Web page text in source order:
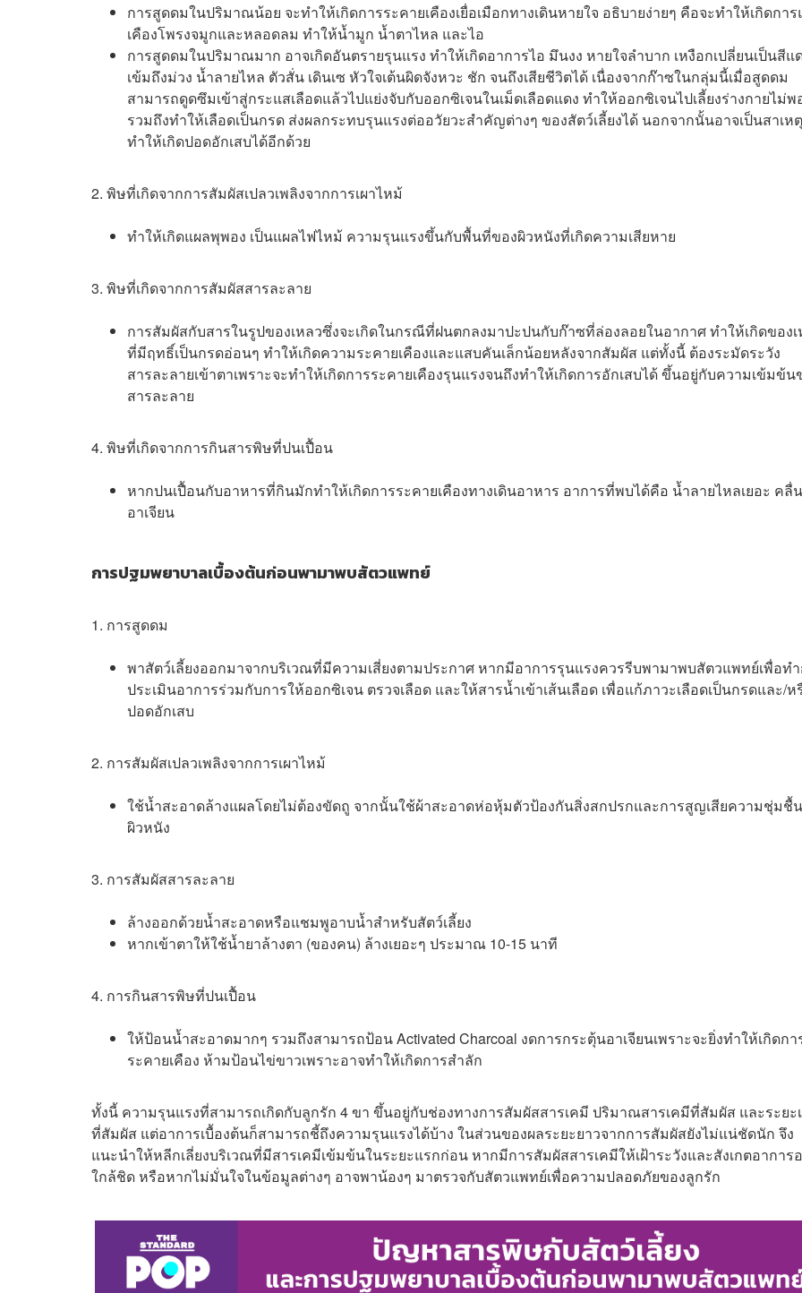
การสูดดมในปริมาณน้อย จะทำให้เกิดการระคายเคืองเยื่อเมือกทางเดินหายใจ อธิบายง่ายๆ คือจะทำให้เกิดกา
เคืองโพรงจมูกและหลอดลม ทำให้น้ำมูก น้ำตาไหล และไอ
การสูดดมในปริมาณมาก อาจเกิดอันตรายรุนแรง ทำให้เกิดอาการไอ มึนงง หายใจลำบาก เหงือกเปลี่ยนเป็นสีแ
เข้มถึงม่วง น้ำลายไหล ตัวสั่น เดินเซ หัวใจเต้นผิดจังหวะ ชัก จนถึงเสียชีวิตได้ เนื่องจากก๊าซในกลุ่มนี้เมื่อสูดดม
สามารถดูดซึมเข้าสู่กระแสเลือดแล้วไปแย่งจับกับออกซิเจนในเม็ดเลือดแดง ทำให้ออกซิเจนไปเลี้ยงร่างกายไม่พ
รวมถึงทำให้เลือดเป็นกรด ส่งผลกระทบรุนแรงต่ออวัยวะสำคัญต่างๆ ของสัตว์เลี้ยงได้ นอกจากนั้นอาจเป็นสาเหตุ
ทำให้เกิดปอดอักเสบได้อีกด้วย
2. พิษที่เกิดจากการสัมผัสเปลวเพลิงจากการเผาไหม้
ทำให้เกิดแผลพุพอง เป็นแผลไฟไหม้ ความรุนแรงขึ้นกับพื้นที่ของผิวหนังที่เกิดความเสียหาย
3. พิษที่เกิดจากการสัมผัสสารละลาย
การสัมผัสกับสารในรูปของเหลวซึ่งจะเกิดในกรณีที่ฝนตกลงมาปะปนกับก๊าซที่ล่องลอยในอากาศ ทำให้เกิดของเ
ที่มีฤทธิ์เป็นกรดอ่อนๆ ทำให้เกิดความระคายเคืองและแสบคันเล็กน้อยหลังจากสัมผัส แต่ทั้งนี้ ต้องระมัดระวัง
สารละลายเข้าตาเพราะจะทำให้เกิดการระคายเคืองรุนแรงจนถึงทำให้เกิดการอักเสบได้ ขึ้นอยู่กับความเข้มข้น
สารละลาย
4. พิษที่เกิดจากการกินสารพิษที่ปนเปื้อน
หากปนเปื้อนกับอาหารที่กินมักทำให้เกิดการระคายเคืองทางเดินอาหาร อาการที่พบได้คือ น้ำลายไหลเยอะ คลื่
อาเจียน
การปฐมพยาบาลเบื้องต้นก่อนพามาพบสัตวแพทย์
1. การสูดดม
พาสัตว์เลี้ยงออกมาจากบริเวณที่มีความเสี่ยงตามประกาศ หากมีอาการรุนแรงควรรีบพามาพบสัตวแพทย์เพื่อท
ประเมินอาการร่วมกับการให้ออกซิเจน ตรวจเลือด และให้สารน้ำเข้าเส้นเลือด เพื่อแก้ภาวะเลือดเป็นกรดและ/ห
ปอดอักเสบ
2. การสัมผัสเปลวเพลิงจากการเผาไหม้
ใช้น้ำสะอาดล้างแผลโดยไม่ต้องขัดถู จากนั้นใช้ผ้าสะอาดห่อหุ้มตัวป้องกันสิ่งสกปรกและการสูญเสียความชุ่มชื้
ผิวหนัง
3. การสัมผัสสารละลาย
ล้างออกด้วยน้ำสะอาดหรือแชมพูอาบน้ำสำหรับสัตว์เลี้ยง
หากเข้าตาให้ใช้น้ำยาล้างตา (ของคน) ล้างเยอะๆ ประมาณ 10-15 นาที
4. การกินสารพิษที่ปนเปื้อน
ให้ป้อนน้ำสะอาดมากๆ รวมถึงสามารถป้อน Activated Charcoal งดการกระตุ้นอาเจียนเพราะจะยิ่งทำให้เกิดกา
ระคายเคือง ห้ามป้อนไข่ขาวเพราะอาจทำให้เกิดการสำลัก
ทั้งนี้ ความรุนแรงที่สามารถเกิดกับลูกรัก 4 ขา ขึ้นอยู่กับช่องทางการสัมผัสสารเคมี ปริมาณสารเคมีที่สัมผัส และระยะ
ที่สัมผัส แต่อาการเบื้องต้นก็สามารถชี้ถึงความรุนแรงได้บ้าง ในส่วนของผลระยะยาวจากการสัมผัสยังไม่แน่ชัดนัก จึง
แนะนำให้หลีกเลี่ยงบริเวณที่มีสารเคมีเข้มข้นในระยะแรกก่อน หากมีการสัมผัสสารเคมีให้เฝ้าระวังและสังเกตอาการ
ใกล้ชิด หรือหากไม่มั่นใจในข้อมูลต่างๆ อาจพาน้องๆ มาตรวจกับสัตวแพทย์เพื่อความปลอดภัยของลูกรัก